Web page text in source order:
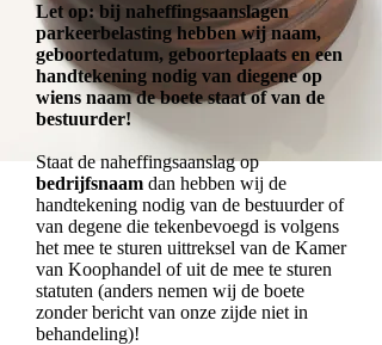
Let op: bij naheffingsaanslagen
parkeerbelasting hebben wij naam,
geboortedatum, geboorteplaats en een
handtekening nodig van diegene op
wiens naam de boete staat of van de
bestuurder!
Staat de naheffingsaanslag op
bedrijfsnaam dan hebben wij de
handtekening nodig van de bestuurder of
van degene die tekenbevoegd is volgens
het mee te sturen uittreksel van de Kamer
van Koophandel of uit de mee te sturen
statuten (anders nemen wij de boete
zonder bericht van onze zijde niet in
behandeling)!